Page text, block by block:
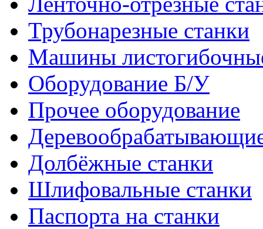
Трубонарезные станки
Машины
Оборудование Б/У
Прочее оборудование
Долбёжные станки
Шлифовальные станки
Паспорта на станки